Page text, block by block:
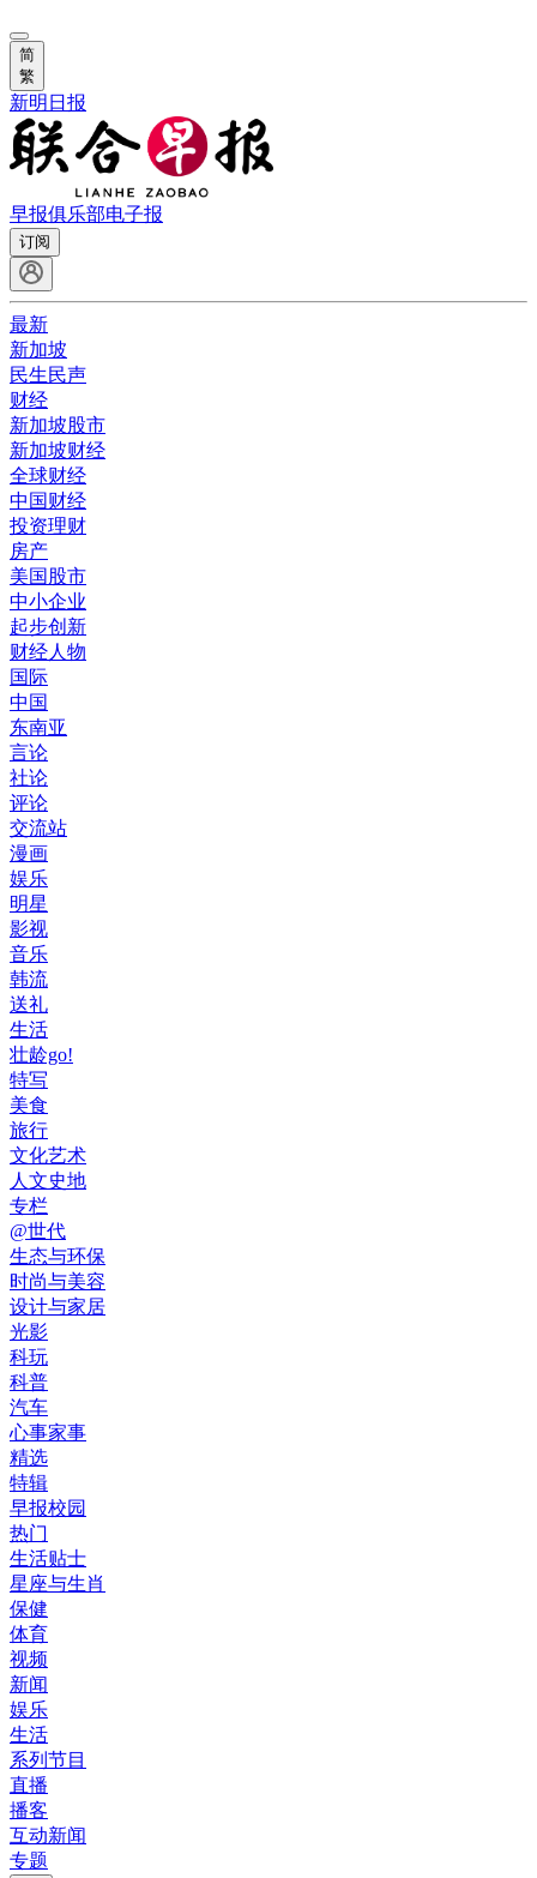
简
繁
新明日报
早报俱乐部电子报
订阅
最新
新加坡
民生民声
财经
新加坡股市
新加坡财经
全球财经
中国财经
投资理财
房产
美国股市
中小企业
起步创新
财经人物
国际
中国
东南亚
言论
社论
评论
交流站
漫画
娱乐
明星
影视
音乐
韩流
送礼
生活
壮龄go!
特写
美食
旅行
文化艺术
人文史地
专栏
@世代
生态与环保
时尚与美容
设计与家居
光影
科玩
科普
汽车
心事家事
精选
特辑
早报校园
热门
生活贴士
星座与生肖
保健
体育
视频
新闻
娱乐
生活
系列节目
直播
播客
互动新闻
专题